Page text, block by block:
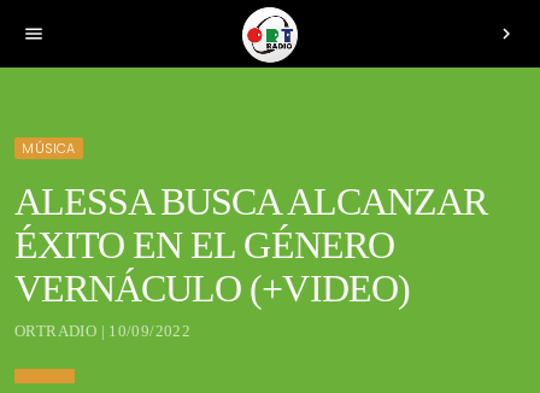
menu chevron_right
MÚSICA
ALESSA BUSCA ALCANZAR
ÉXITO EN EL GÉNERO
VERNÁCULO (+VIDEO)
ORTRADIO | 10/09/2022